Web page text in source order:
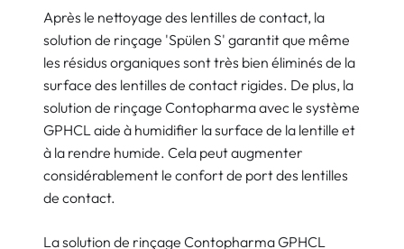
Après le nettoyage des lentilles de contact, la
solution de rinçage 'Spülen S' garantit que même
les résidus organiques sont très bien éliminés de la
surface des lentilles de contact rigides. De plus, la
solution de rinçage Contopharma avec le système
GPHCL aide à humidifier la surface de la lentille et
à la rendre humide. Cela peut augmenter
considérablement le confort de port des lentilles
de contact.
La solution de rinçage Contopharma GPHCL